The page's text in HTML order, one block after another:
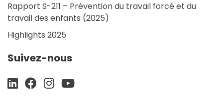
Rapport S-211 – Prévention du travail forcé et du
travail des enfants (2025)
Highlights 2025
Suivez-nous